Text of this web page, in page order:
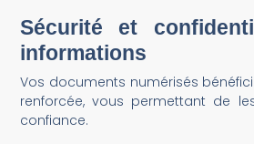
Sécurité et
informations
Vos documents numérisés
renforcée, vous permettant de
confiance.